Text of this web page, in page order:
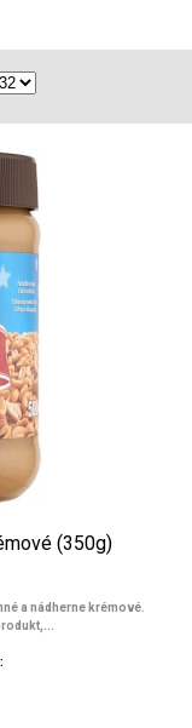
(350g)
a nádherne krémové.